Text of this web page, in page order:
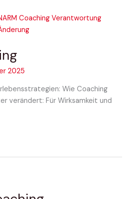
2025
Wie Coaching
verändert: Für Wirksamkeit und